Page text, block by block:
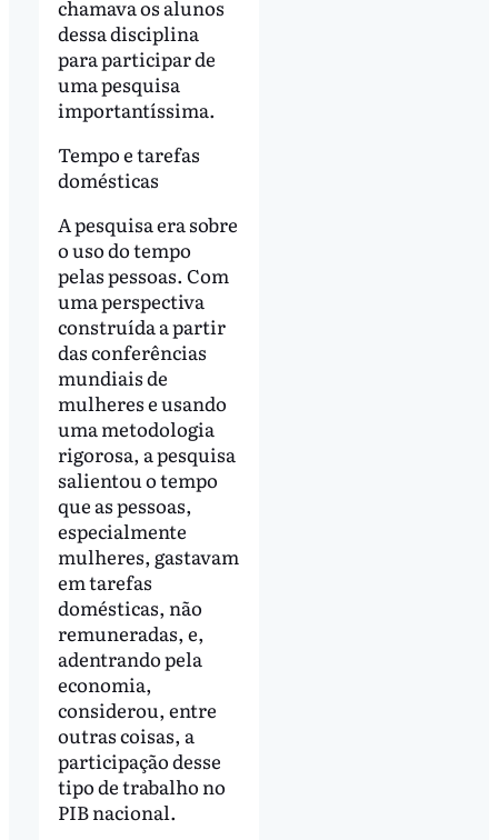
chamava os alunos
dessa disciplina
para participar de
uma pesquisa
importantíssima.
Tempo e tarefas
domésticas
A pesquisa era sobre
o uso do tempo
pelas pessoas. Com
uma perspectiva
construída a partir
das conferências
mundiais de
mulheres e usando
uma metodologia
rigorosa, a pesquisa
salientou o tempo
que as pessoas,
especialmente
mulheres, gastavam
em tarefas
domésticas, não
remuneradas, e,
adentrando pela
economia,
considerou, entre
outras coisas, a
participação desse
tipo de trabalho no
PIB nacional.